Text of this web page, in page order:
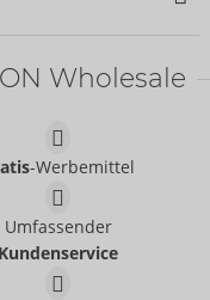
- ORION Brand
44,95 €
Wholesale
-Werbemittel
Umfassender
Kundenservice